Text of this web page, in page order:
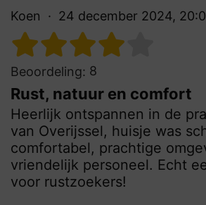
Koen 24 december 2024,
Beoordeling: 8
Rust, natuur en comfort
Heerlijk ontspannen in de
van Overijssel, huisje was
comfortabel, prachtige
vriendelijk personeel. Echt
voor rustzoekers!